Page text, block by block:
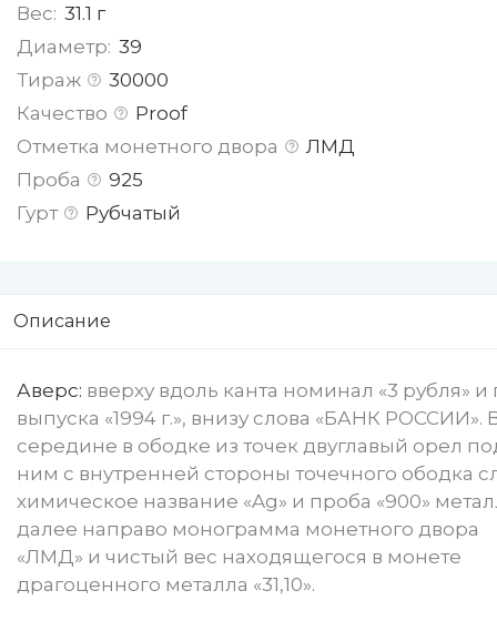
Вес: 31.1 г
Диаметр: 39
Тираж
30000
Качество
Proof
Отметка монетного двора
ЛМД
Проба
925
Гурт
Рубчатый
Описание
Аверс: вверху вдоль канта номинал «3 рубля» и
выпуска «1994 г.», внизу слова «БАНК РОССИИ».
середине в ободке из точек двуглавый орел
ним с внутренней стороны точечного ободка
химическое название «Ag» и проба «900»
далее направо монограмма монетного двора
«ЛМД» и чистый вес находящегося в монете
драгоценного металла «31,10».